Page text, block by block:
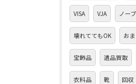
VISA VJA ノー
壊れててもOK お
宝飾品 遺品買取
衣料品 靴 回収